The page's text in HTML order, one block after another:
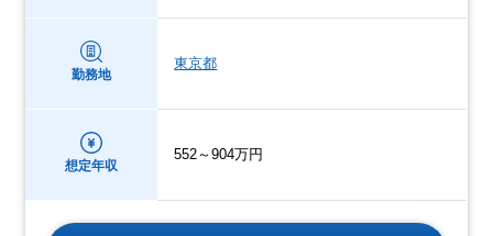
勤務地
東京都
想定年収
552～904万円